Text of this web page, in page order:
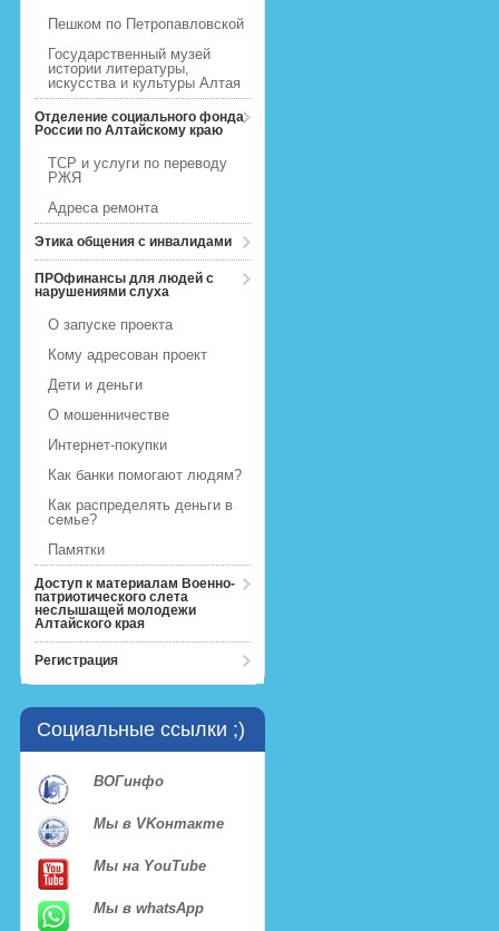
Пешком по Петропавловской
Государственный музей
истории литературы,
искусства и культуры Алтая
Отделение социального фонда
России по Алтайскому краю
ТСР и услуги по переводу
РЖЯ
Адреса ремонта
Этика общения с инвалидами
ПРОфинансы для людей с
нарушениями слуха
О запуске проекта
Кому адресован проект
Дети и деньги
О мошенничестве
Интернет-покупки
Как банки помогают людям?
Как распределять деньги в
семье?
Памятки
Доступ к материалам Военно-
патриотического слета
неслышащей молодежи
Алтайского края
Регистрация
Социальные ссылки ;)
ВОГинфо
Мы в VKонтакте
Мы на YouTube
Мы в whatsApp